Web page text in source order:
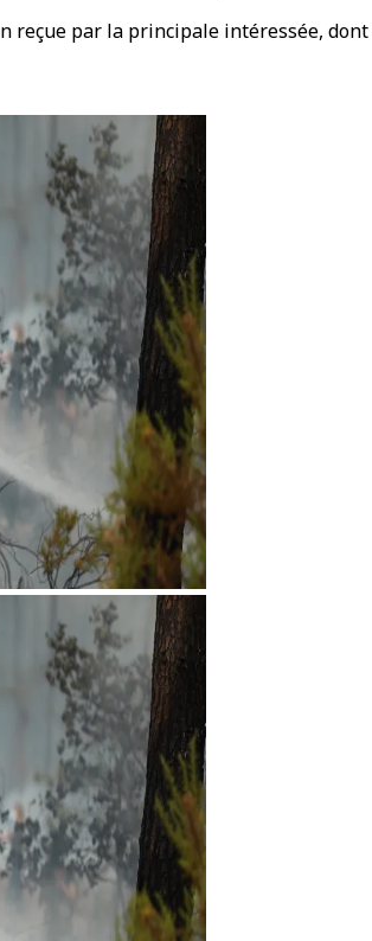
reçue par la principale intéressée,